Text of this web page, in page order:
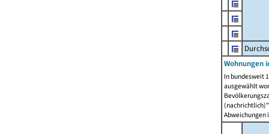
Wohnungen
In bundesweit
ausgewählt
Abweichungen